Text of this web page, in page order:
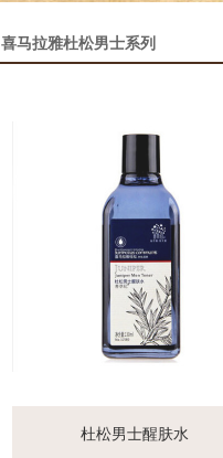
喜马拉雅杜松男士系列
杜松男士醒肤水